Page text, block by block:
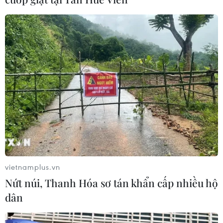
Không được thu thêm tiền của người
bệnh BHYT nếu không khám theo
yêu cầu
05/08/2026 02:26
Bác sỹ vượt biển giữa đêm cứu
thuyền viên người Nga nghi bị đột
quỵ
04/08/2026 13:21
Tháo gỡ "điểm nghẽn" dữ liệu: Bộ Y
tế tăng tốc chuyển đổi số toàn diện
04/08/2026 08:08
vietnamplus.vn
Nứt núi, Thanh Hóa sơ tán khẩn cấp nhiều hộ
dân